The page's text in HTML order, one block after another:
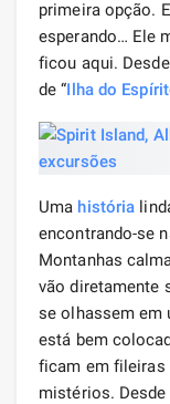
primeira opção.
esperando… Ele
ficou aqui.
de “Ilha do
Uma história
encontrando-se
Montanhas
vão diretamente
se olhassem em
está bem
ficam em fileiras
mistérios.